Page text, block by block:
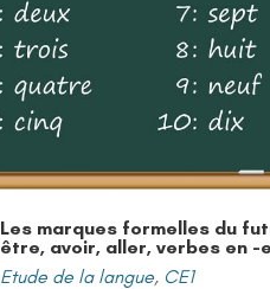
Les marques formelles du
être, avoir, aller, verbes en -
Etude de la langue, CE1